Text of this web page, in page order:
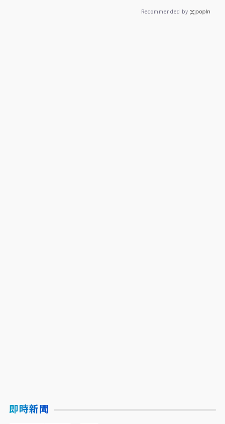
Recommended by
即時新聞